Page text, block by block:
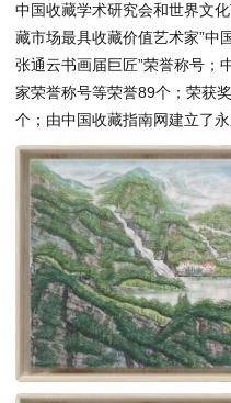
中国收藏学术研究会和世界文
藏市场最具收藏价值艺术家”中
张通云书画届巨匠”荣誉称号；
家荣誉称号等荣誉89个；荣获
个；由中国收藏指南网建立了